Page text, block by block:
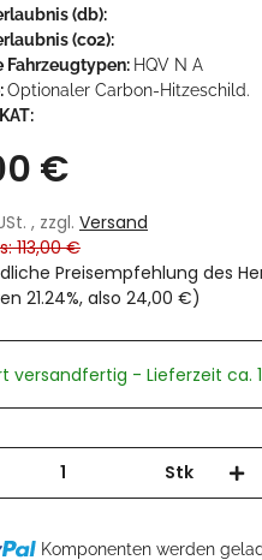
(db):
(co2):
Fahrzeugtypen: HQV N A
Optionaler Carbon-Hitzeschild.
€
, zzgl. Versand
113,00 €
Preisempfehlung des
21.24%, also 24,00 €)
versandfertig - Lieferzeit ca.
Stk
Komponenten werden